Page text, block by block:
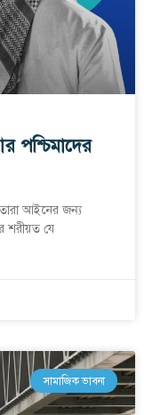
আইনের জন্য
শরীয়ত যে
সামাজিক ভাবনা